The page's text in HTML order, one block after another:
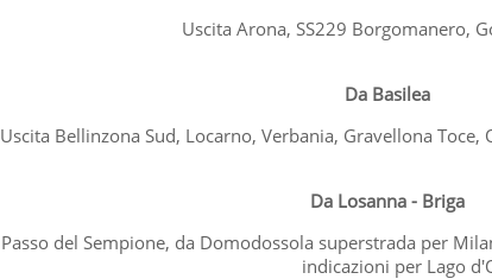
Uscita Arona, SS229 Borgomanero,
Da Basilea
Uscita Bellinzona Sud, Locarno, Verbania, Gravellona
Da Losanna - Briga
Passo del Sempione, da Domodossola superstrada per
indicazioni per Lago